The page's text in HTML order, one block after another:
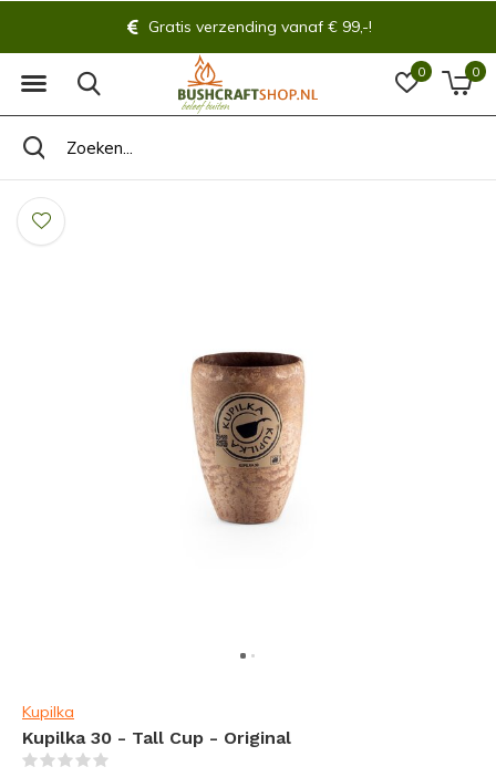
0 0
Gratis verzending vanaf € 99,-!
Kupilka
Kupilka 30 - Tall Cup - Original